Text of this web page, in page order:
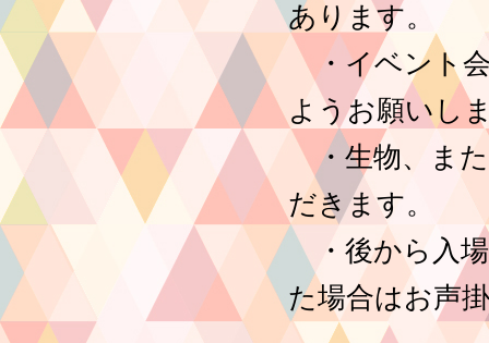
あります。
・イベント会
ようお願いし
・生物、また
だきます。
・後から入場
た場合はお声